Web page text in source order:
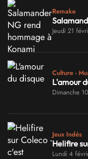
Remake
Jeudi 21
Culture -
L'amour
Dimanche
Jeux Indés
Helifire
Lundi 4